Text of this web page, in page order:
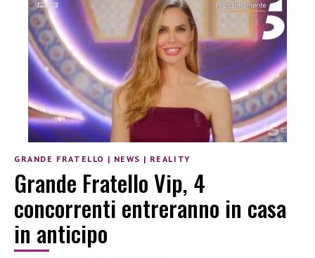
GRANDE FRATELLO | NEWS | REALITY
Grande Fratello Vip, 4
concorrenti entreranno in casa
in anticipo